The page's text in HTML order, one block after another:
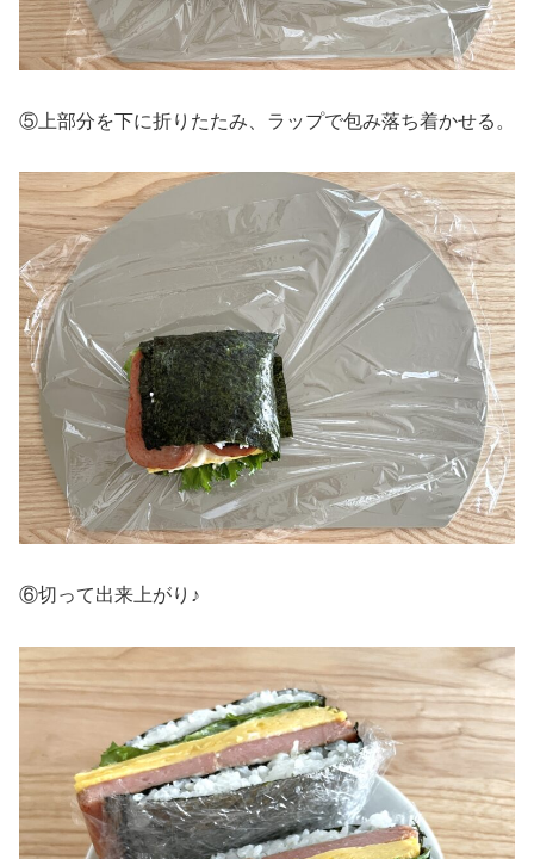
⑤上部分を下に折りたたみ、ラップで包み落ち着かせる。
⑥切って出来上がり♪